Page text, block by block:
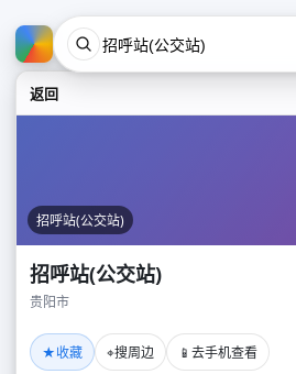
返回
招呼站(公交站)
招呼站(公交站)
贵阳市
★收藏 ⌖搜周边 📱 去手机查看